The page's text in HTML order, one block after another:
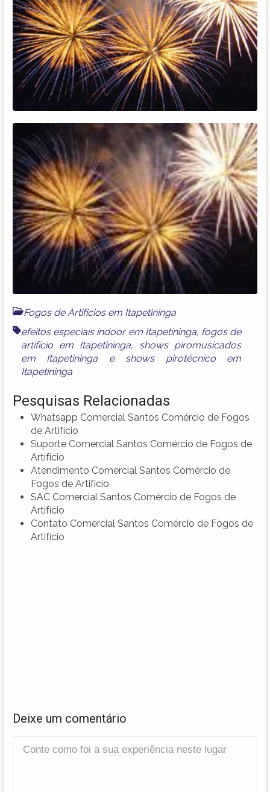
Fogos de Artifícios em Itapetininga
efeitos especiais indoor em Itapetininga, fogos de
artifício em Itapetininga, shows piromusicados
em Itapetininga e shows pirotécnico em
Itapetininga
Pesquisas Relacionadas
Whatsapp Comercial Santos Comércio de Fogos
de Artifício
Suporte Comercial Santos Comércio de Fogos de
Artifício
Atendimento Comercial Santos Comércio de
Fogos de Artifício
SAC Comercial Santos Comércio de Fogos de
Artifício
Contato Comercial Santos Comércio de Fogos de
Artifício
Deixe um comentário